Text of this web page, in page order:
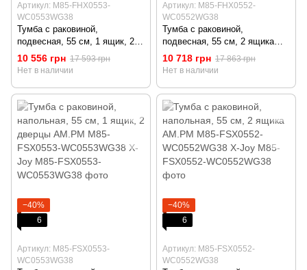
Артикул: M85-FHX0553-
WC0553WG38
Тумба с раковиной,
подвесная, 55 см, 1 ящик, 2
дверцы AM.PM M85-FHX0553-
WC0553WG38 X-Joy
10 556 грн 17 593 грн
Нет в наличии
Артикул: M85-FHX0552-
WC0552WG38
Тумба с раковиной,
подвесная, 55 см, 2 ящика
AM.PM M85-FHX0552-
WC0552WG38 X-Joy
10 718 грн 17 863 грн
Нет в наличии
−40%
6
Артикул: M85-FSX0553-
WC0553WG38
−40%
6
Артикул: M85-FSX0552-
WC0552WG38